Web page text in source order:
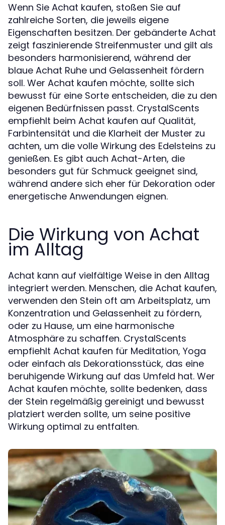
Wenn Sie Achat kaufen, stoßen Sie auf
zahlreiche Sorten, die jeweils eigene
Eigenschaften besitzen. Der gebänderte Achat
zeigt faszinierende Streifenmuster und gilt als
besonders harmonisierend, während der
blaue Achat Ruhe und Gelassenheit fördern
soll. Wer Achat kaufen möchte, sollte sich
bewusst für eine Sorte entscheiden, die zu den
eigenen Bedürfnissen passt. CrystalScents
empfiehlt beim Achat kaufen auf Qualität,
Farbintensität und die Klarheit der Muster zu
achten, um die volle Wirkung des Edelsteins zu
genießen. Es gibt auch Achat-Arten, die
besonders gut für Schmuck geeignet sind,
während andere sich eher für Dekoration oder
energetische Anwendungen eignen.
Die Wirkung von Achat
im Alltag
Achat kann auf vielfältige Weise in den Alltag
integriert werden. Menschen, die Achat kaufen,
verwenden den Stein oft am Arbeitsplatz, um
Konzentration und Gelassenheit zu fördern,
oder zu Hause, um eine harmonische
Atmosphäre zu schaffen. CrystalScents
empfiehlt Achat kaufen für Meditation, Yoga
oder einfach als Dekorationsstück, das eine
beruhigende Wirkung auf das Umfeld hat. Wer
Achat kaufen möchte, sollte bedenken, dass
der Stein regelmäßig gereinigt und bewusst
platziert werden sollte, um seine positive
Wirkung optimal zu entfalten.